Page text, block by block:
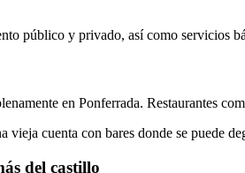
público y privado, así como servicios
en Ponferrada. Restaurantes
vieja cuenta con bares donde se puede
del castillo